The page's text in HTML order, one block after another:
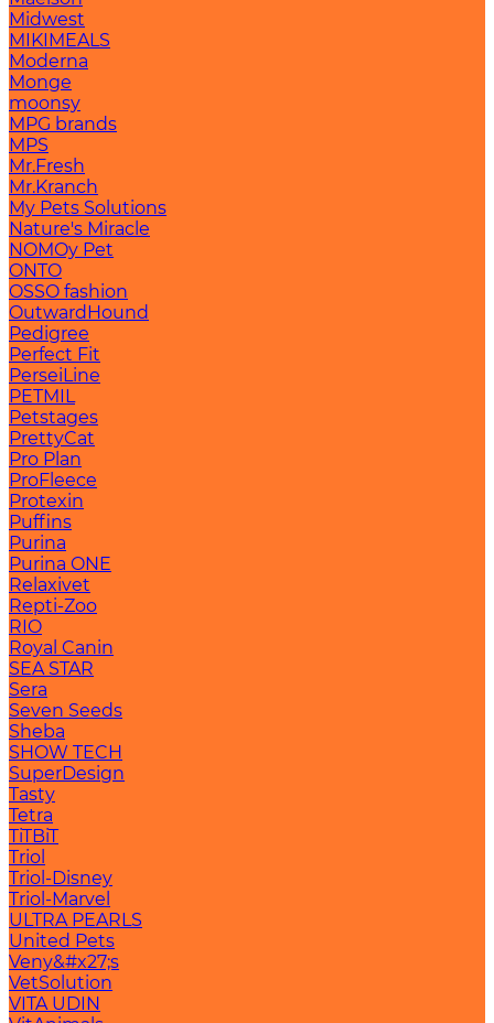
Midwest
MIKIMEALS
Moderna
Monge
moonsy
MPG brands
MPS
Mr.Fresh
Mr.Kranch
My Pets Solutions
Nature's Miracle
NOMOy Pet
ONTO
OSSO fashion
OutwardHound
Pedigree
Perfect Fit
PerseiLine
PETMIL
Petstages
PrettyCat
Pro Plan
ProFleece
Protexin
Puffins
Purina
Purina ONE
Relaxivet
Repti-Zoo
RIO
Royal Canin
SEA STAR
Sera
Seven Seeds
Sheba
SHOW TECH
SuperDesign
Tasty
Tetra
TiTBiT
Triol
Triol-Disney
Triol-Marvel
ULTRA PEARLS
United Pets
Veny&#x27;s
VetSolution
VITA UDIN